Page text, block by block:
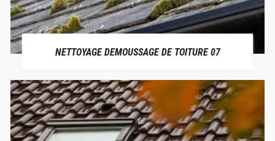
NETTOYAGE DEMOUSSAGE DE TOITURE 07